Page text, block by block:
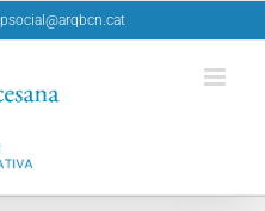
psocial@arqbcn.cat